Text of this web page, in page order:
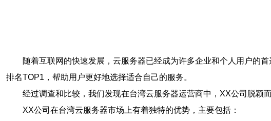
随着互联网的快速发展，云服务器已经成为许多企业和个人用户的
排名TOP1，帮助用户更好地选择适合自己的服务。
经过调查和比较，我们发现在台湾云服务器运营商中，XX公司脱颖
XX公司在台湾云服务器市场上有着独特的优势，主要包括：